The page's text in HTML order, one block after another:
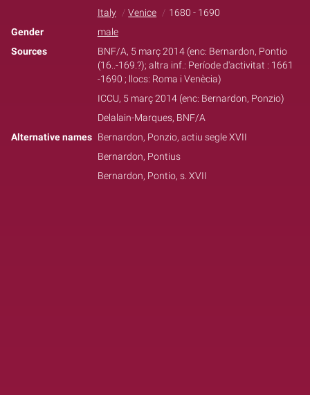
Italy Venice
1680 - 1690
Gender
male
Sources
BNF/A, 5 març 2014 (enc: Bernardon, Pontio
(16..-169.?); altra inf.: Període d'activitat : 1661
-1690 ; llocs: Roma i Venècia)
ICCU, 5 març 2014 (enc: Bernardon, Ponzio)
Delalain-Marques, BNF/A
Alternative names Bernardon, Ponzio, actiu segle XVII
Bernardon, Pontius
Bernardon, Pontio, s. XVII